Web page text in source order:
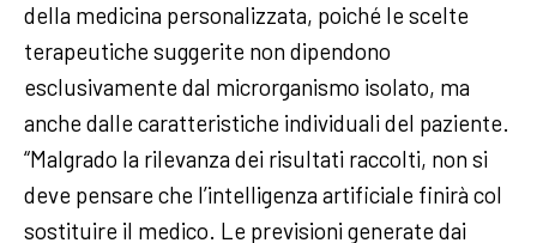
della medicina personalizzata, poiché le scelte
terapeutiche suggerite non dipendono
esclusivamente dal microrganismo isolato, ma
anche dalle caratteristiche individuali del paziente.
“Malgrado la rilevanza dei risultati raccolti, non si
deve pensare che l’intelligenza artificiale finirà col
sostituire il medico. Le previsioni generate dai